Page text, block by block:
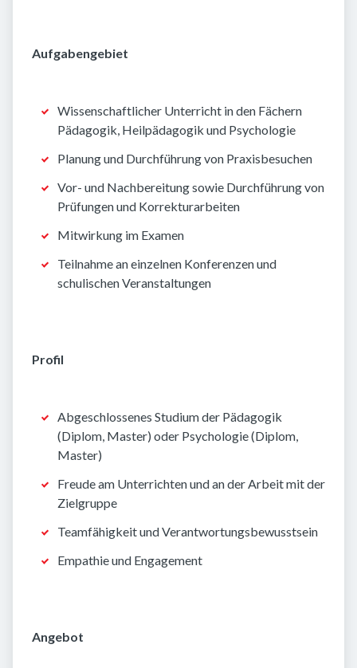
Aufgabengebiet
Wissenschaftlicher Unterricht in den Fächern
Pädagogik, Heilpädagogik und Psychologie
Planung und Durchführung von Praxisbesuchen
Vor- und Nachbereitung sowie Durchführung von
Prüfungen und Korrekturarbeiten
Mitwirkung im Examen
Teilnahme an einzelnen Konferenzen und
schulischen Veranstaltungen
Profil
Abgeschlossenes Studium der Pädagogik
(Diplom, Master) oder Psychologie (Diplom,
Master)
Freude am Unterrichten und an der Arbeit mit der
Zielgruppe
Teamfähigkeit und Verantwortungsbewusstsein
Empathie und Engagement
Angebot